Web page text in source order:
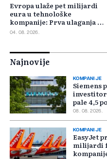
Evropa ulaže pet milijardi
eura u tehnološke
kompanije: Prva ulaganja na
jesen
04. 08. 2026.
Najnovije
KOMPANIJE
Siemens
pale 4,5
08. 08. 2026.
KOMPANIJE
EasyJet
milijardi